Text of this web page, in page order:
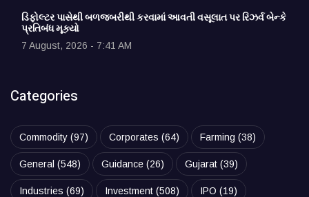
ડિફોલ્ટર પાસેથી બળજબરીથી કરવામાં આવતી વસૂલાત પર રિઝર્વ બેન્કે
પ્રતિબંધ મૂક્યો
7 August, 2026 - 7:41 AM
Categories
Commodity (97) Corporates (64) Farming (38)
General (548) Guidance (26) Gujarat (39)
Industries (69) Investment (508) IPO (19)